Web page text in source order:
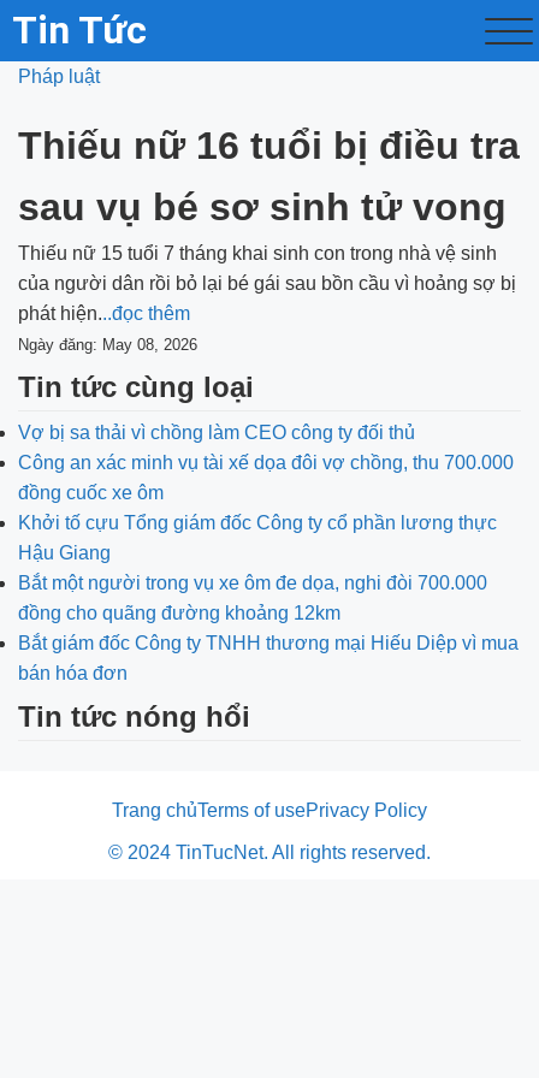
Tin Tức
Pháp luật
Thiếu nữ 16 tuổi bị điều tra
sau vụ bé sơ sinh tử vong
Thiếu nữ 15 tuổi 7 tháng khai sinh con trong nhà vệ sinh
của người dân rồi bỏ lại bé gái sau bồn cầu vì hoảng sợ bị
phát hiện...đọc thêm
Ngày đăng: May 08, 2026
Tin tức cùng loại
Vợ bị sa thải vì chồng làm CEO công ty đối thủ
Công an xác minh vụ tài xế dọa đôi vợ chồng, thu 700.000
đồng cuốc xe ôm
Khởi tố cựu Tổng giám đốc Công ty cổ phần lương thực
Hậu Giang
Bắt một người trong vụ xe ôm đe dọa, nghi đòi 700.000
đồng cho quãng đường khoảng 12km
Bắt giám đốc Công ty TNHH thương mại Hiếu Diệp vì mua
bán hóa đơn
Tin tức nóng hổi
Trang chủTerms of usePrivacy Policy
© 2024 TinTucNet. All rights reserved.